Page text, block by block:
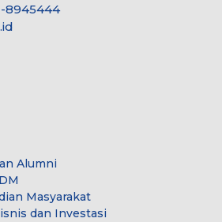
Alumni
Masyarakat
dan Investasi